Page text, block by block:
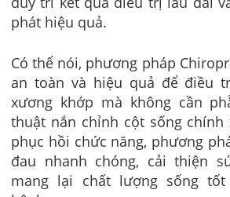
phát hiệu quả.
Có thể nói, phương pháp
an toàn và hiệu quả để điều
xương khớp mà không cần
thuật nắn chỉnh cột sống chính
phục hồi chức năng, phương
đau nhanh chóng, cải thiện
mang lại chất lượng sống